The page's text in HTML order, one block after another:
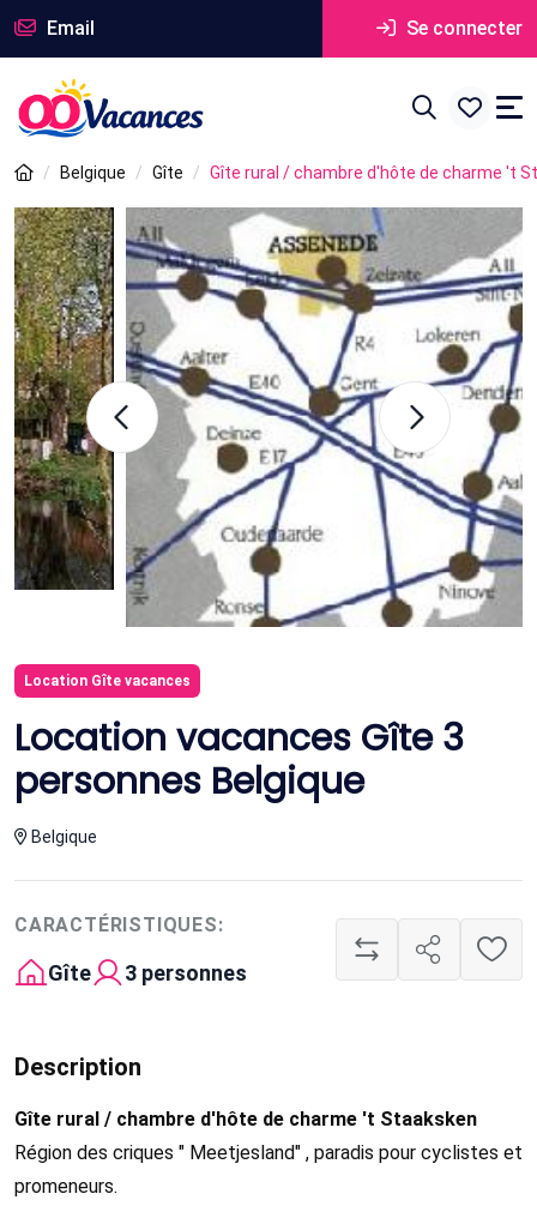
Email Se connecter
Belgique Gîte Gîte rural / chambre d'hôte de charme 't
Location Gîte vacances
Location vacances Gîte 3
personnes Belgique
Belgique
CARACTÉRISTIQUES:
Gîte 3 personnes
Description
Gîte rural / chambre d'hôte de charme 't Staaksken
Région des criques " Meetjesland" , paradis pour cyclistes et
promeneurs.